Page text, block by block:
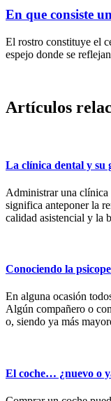
En que consiste
El rostro constituye el
espejo donde se
Artículos
La clínica dental y su
Administrar una clínica
significa anteponer la
calidad asistencial y la
Conociendo la
En alguna ocasión
Algún compañero o
o, siendo ya más
El coche… ¿nuevo o